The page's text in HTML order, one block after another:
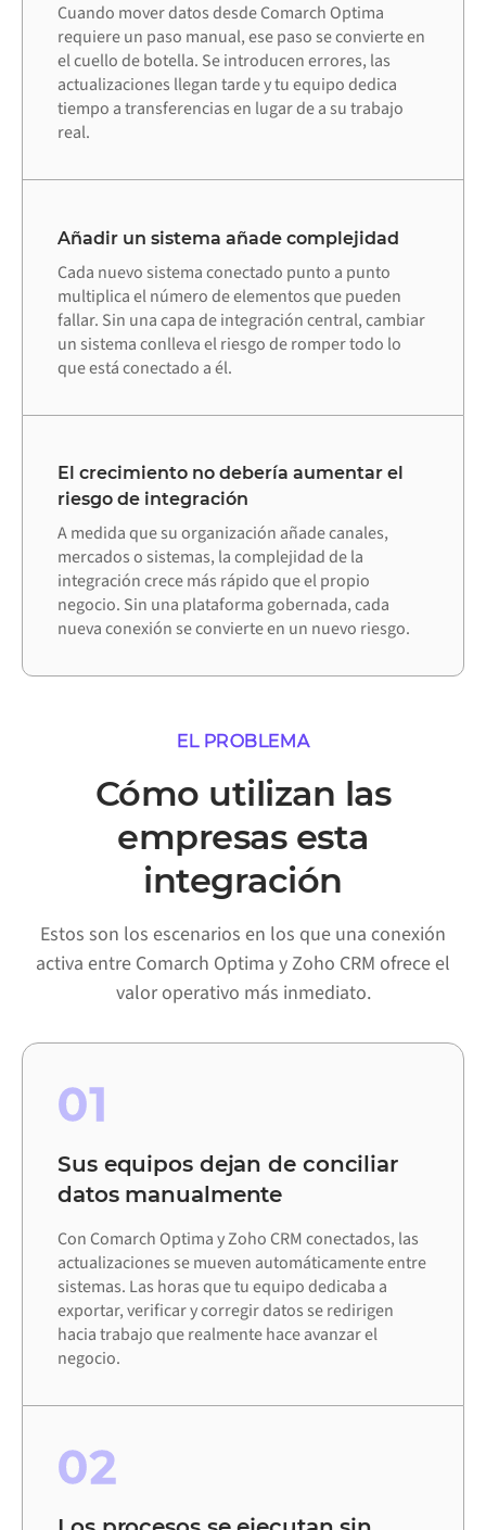
Cuando mover datos desde Comarch Optima
requiere un paso manual, ese paso se convierte en
el cuello de botella. Se introducen errores, las
actualizaciones llegan tarde y tu equipo dedica
tiempo a transferencias en lugar de a su trabajo
real.
Añadir un sistema añade complejidad
Cada nuevo sistema conectado punto a punto
multiplica el número de elementos que pueden
fallar. Sin una capa de integración central, cambiar
un sistema conlleva el riesgo de romper todo lo
que está conectado a él.
El crecimiento no debería aumentar el
riesgo de integración
A medida que su organización añade canales,
mercados o sistemas, la complejidad de la
integración crece más rápido que el propio
negocio. Sin una plataforma gobernada, cada
nueva conexión se convierte en un nuevo riesgo.
EL PROBLEMA
Cómo utilizan las
empresas esta
integración
Estos son los escenarios en los que una conexión
activa entre Comarch Optima y Zoho CRM ofrece el
valor operativo más inmediato.
01
Sus equipos dejan de conciliar
datos manualmente
Con Comarch Optima y Zoho CRM conectados, las
actualizaciones se mueven automáticamente entre
sistemas. Las horas que tu equipo dedicaba a
exportar, verificar y corregir datos se redirigen
hacia trabajo que realmente hace avanzar el
negocio.
02